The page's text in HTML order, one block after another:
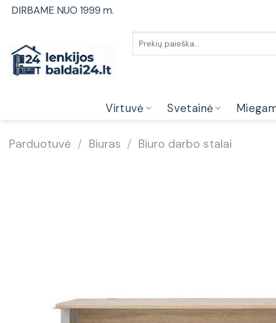
SkipDIRBAME NUO 1999 m.
Virtuvė Svetainė
Parduotuvė / Biuras / Biuro darbo stalai